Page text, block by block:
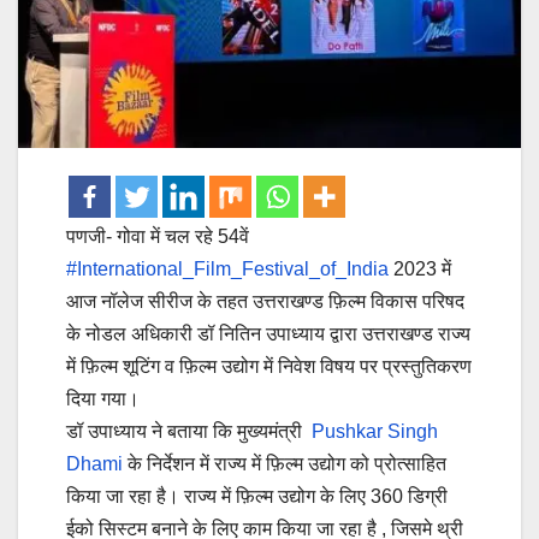
पणजी- गोवा में चल रहे 54वें
#International_Film_Festival_of_India 2023 में
आज नॉलेज सीरीज के तहत उत्तराखण्ड फ़िल्म विकास परिषद
के नोडल अधिकारी डॉ नितिन उपाध्याय द्वारा उत्तराखण्ड राज्य
में फ़िल्म शूटिंग व फ़िल्म उद्योग में निवेश विषय पर प्रस्तुतिकरण
दिया गया।
डॉ उपाध्याय ने बताया कि मुख्यमंत्री Pushkar Singh
Dhami के निर्देशन में राज्य में फ़िल्म उद्योग को प्रोत्साहित
किया जा रहा है। राज्य में फ़िल्म उद्योग के लिए 360 डिग्री
ईको सिस्टम बनाने के लिए काम किया जा रहा है , जिसमे थ्री